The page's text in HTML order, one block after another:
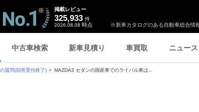
※新車カタログのある自動車総合情
掲載レビュー
325,933 件
2026.08.08 時点
中古車検索 新車見積り 車買取 ニュース
質問(回答受付終了) MAZDA3 セダンの国産車でのライバル車は...